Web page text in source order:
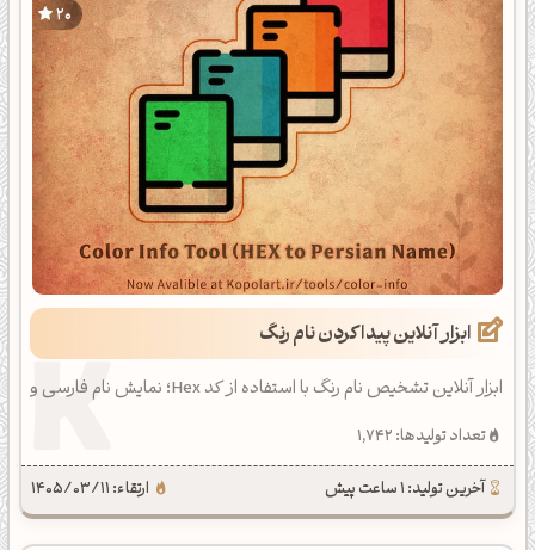
20
ابزار آنلاین پیدا کردن نام رنگ
ابزار آنلاین تشخیص نام رنگ با استفاده از کد Hex؛ نمایش نام فارسی و
موج و اطلاعات کامل دیگر.
تعداد تولیدها: 1,742
آخرین تولید: 1 ساعت پیش
ارتقاء: 1405/03/11